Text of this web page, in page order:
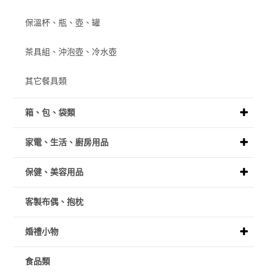
保溫杯、瓶、壺、罐
茶具組、沖泡壺、冷水壺
其它餐具類
箱、包、袋類
家電、生活、廚房用品
保健、美容用品
客製布偶、抱枕
婚禮小物
食品類